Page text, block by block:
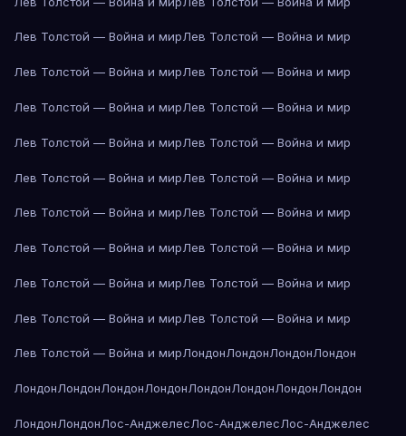
Лев Толстой — Война и мирЛев Толстой — Война и мир
Лев Толстой — Война и мирЛев Толстой — Война и мир
Лев Толстой — Война и мирЛев Толстой — Война и мир
Лев Толстой — Война и мирЛев Толстой — Война и мир
Лев Толстой — Война и мирЛев Толстой — Война и мир
Лев Толстой — Война и мирЛев Толстой — Война и мир
Лев Толстой — Война и мирЛев Толстой — Война и мир
Лев Толстой — Война и мирЛев Толстой — Война и мир
Лев Толстой — Война и мирЛев Толстой — Война и мир
Лев Толстой — Война и мирЛондонЛондонЛондонЛондон
ЛондонЛондонЛондонЛондонЛондонЛондонЛондонЛондон
ЛондонЛондонЛос-АнджелесЛос-АнджелесЛос-Анджелес